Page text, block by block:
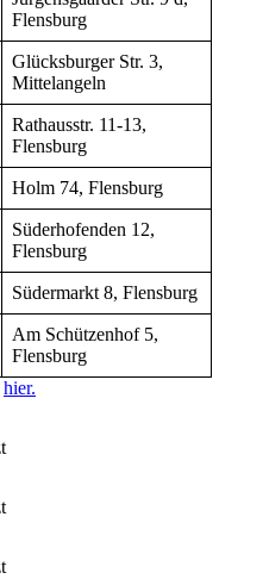
Flensburg
Glücksburger Str. 3,
Mittelangeln
Rathausstr. 11-13,
Flensburg
Holm 74, Flensburg
Süderhofenden 12,
Flensburg
Südermarkt 8, Flensburg
Am Schützenhof 5,
Flensburg
hier.